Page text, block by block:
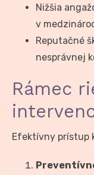
Nižšia
v
Reputačné
nesprávnej
Rámec
Efektívny prístup